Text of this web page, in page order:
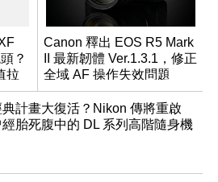
？
拉
Canon 釋出 EOS R5 Mark
II 最新韌體 Ver.1.3.1，修正
全域 AF 操作失效問題
典計畫大復活？Nikon 傳將重啟
經胎死腹中的 DL 系列高階隨身機